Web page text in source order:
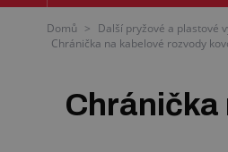
Domů > Další pryžové a plastové
Chránička na kabelové rozvody
Chránička